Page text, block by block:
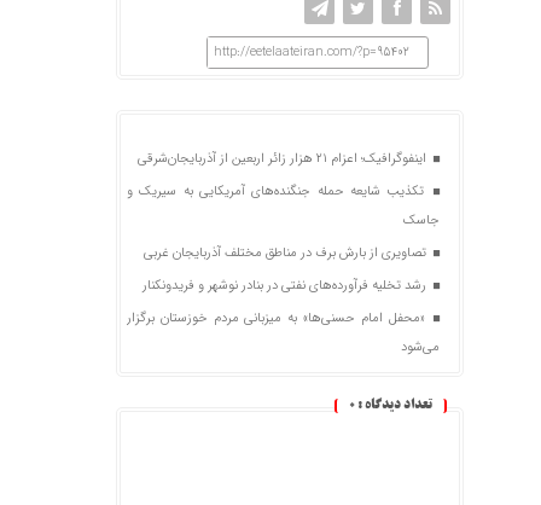
http://eetelaateiran.com/?p=95402
اینفوگرافیک؛ اعزام ۲۱ هزار زائر اربعین از آذربایجان‌شرقی
تکذیب شایعه حمله جنگنده‌های آمریکایی به سیریک و
جاسک
تصاویری از بارش برف در مناطق مختلف آذربایجان غربی
رشد تخلیه فرآورده‌های نفتی در بنادر نوشهر و فریدونکنار
«محفل امام حسنی‌ها» به میزبانی مردم خوزستان برگزار
می‌شود
تعداد دیدگاه : 0